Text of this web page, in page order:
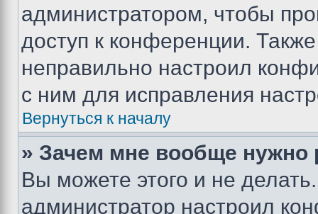
администратором, чтобы
доступ к конференции.
неправильно настроил
с ним для исправления
Вернуться к началу
» Зачем мне вообще нужно
Вы можете этого и не
администратор настроил